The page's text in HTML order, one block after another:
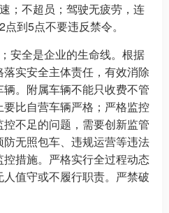
；不超员；驾驶无疲劳，连
到5点不要违反禁令。
安全是企业的生命线。根据
实安全主体责任，有效消除
。附属车辆不能只收费不管
比自营车辆严格；严格监控
不足的问题，需要创新监管
无照包车、违规运营等违法
措施。严格实行全过程动态
值守或不履行职责。严禁破